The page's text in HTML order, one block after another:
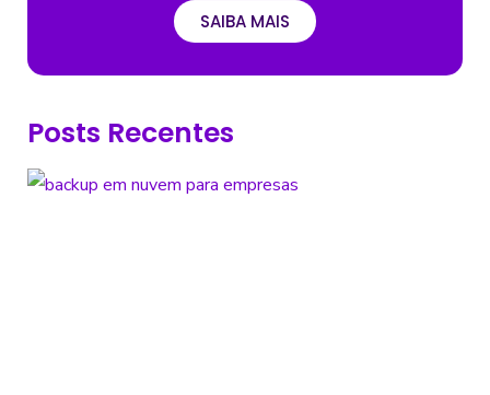
SAIBA MAIS
Posts Recentes